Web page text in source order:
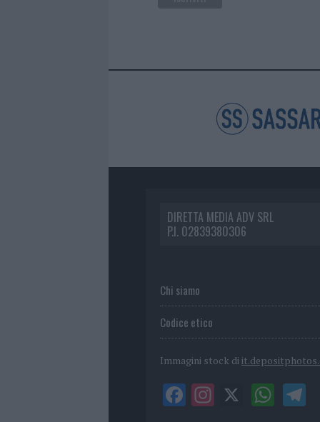
DIRETTA MEDIA ADV SRL
P.I. 02839380306
Chi siamo
Codice etico
Immagini stock di